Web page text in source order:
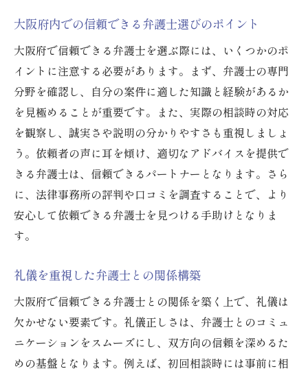
大阪府内での信頼できる弁護士選びのポイント
大阪府で信頼できる弁護士を選ぶ際には、いくつかのポ
イントに注意する必要があります。まず、弁護士の専門
分野を確認し、自分の案件に適した知識と経験があるか
を見極めることが重要です。また、実際の相談時の対応
を観察し、誠実さや説明の分かりやすさも重視しましょ
う。依頼者の声に耳を傾け、適切なアドバイスを提供で
きる弁護士は、信頼できるパートナーとなります。さら
に、法律事務所の評判や口コミを調査することで、より
安心して依頼できる弁護士を見つける手助けとなりま
す。
礼儀を重視した弁護士との関係構築
大阪府で信頼できる弁護士との関係を築く上で、礼儀は
欠かせない要素です。礼儀正しさは、弁護士とのコミュ
ニケーションをスムーズにし、双方向の信頼を深めるた
めの基盤となります。例えば、初回相談時には事前に相